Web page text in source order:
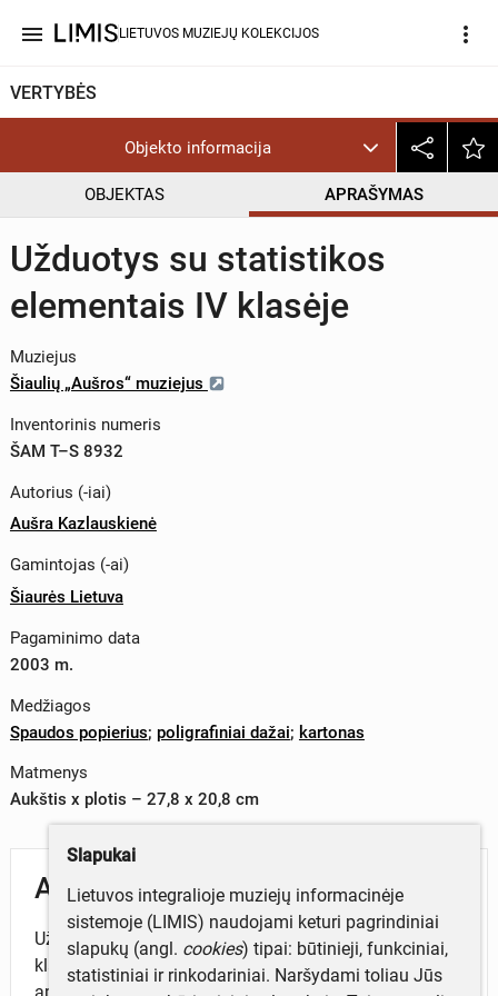
menu LIETUVOS MUZIEJŲ KOLEKCIJOS more_vert
VERTYBĖS
Objekto informacija
OBJEKTAS APRAŠYMAS
Užduotys su statistikos
elementais IV klasėje
Muziejus
Šiaulių „Aušros“ muziejus
Inventorinis numeris
ŠAM T–S 8932
Autorius (-iai)
Aušra Kazlauskienė
Gamintojas (-ai)
Šiaurės Lietuva
Pagaminimo data
2003 m.
Medžiagos
Spaudos popierius; poligrafiniai dažai; kartonas
Matmenys
Aukštis x plotis – 27,8 x 20,8 cm
Aprašymas
Užduotys su statistikos elementais IV
klasėje: Mokomės skaityti informaciją, orientuotis
Slapukai
Lietuvos integralioje muziejų informacinėje
sistemoje (LIMIS) naudojami keturi pagrindiniai
slapukų (angl. cookies) tipai: būtinieji, funkciniai,
statistiniai ir rinkodariniai. Naršydami toliau Jūs